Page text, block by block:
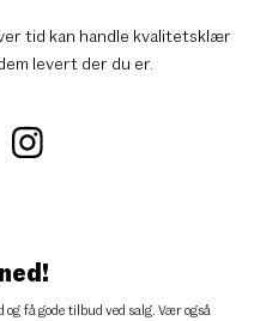
tid kan handle kvalitetsklær
levert der du er.
få gode tilbud ved salg. Vær også